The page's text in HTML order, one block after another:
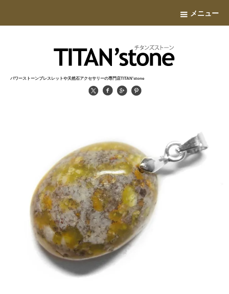
メニュー
パワーストーンブレスレットや天然石アクセサリーの専門店TITAN'stone